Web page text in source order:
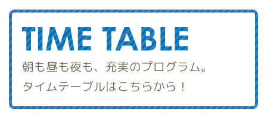
朝も昼も夜も、充実のプログラム。
タイムテーブルはこちらから！